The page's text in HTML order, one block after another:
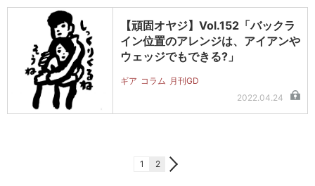
【頑固オヤジ】Vol.152「バックラ
イン位置のアレンジは、アイアンや
ウェッジでもできる?」
ギア コラム 月刊GD
2022.04.24
1 2